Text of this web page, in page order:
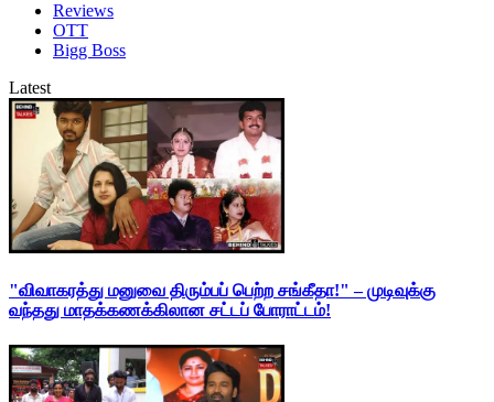
Reviews
OTT
Bigg Boss
Latest
"விவாகரத்து மனுவை திரும்பப் பெற்ற சங்கீதா!" – முடிவுக்கு
வந்தது மாதக்கணக்கிலான சட்டப் போராட்டம்!